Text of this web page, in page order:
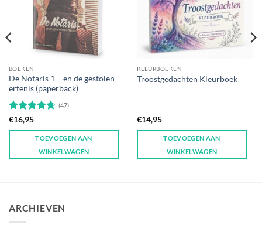
BOEKEN
De Notaris 1 – en de gestolen
erfenis (paperback)
Gewaardeerd
4.7uit 5
(47)
€16,95
TOEVOEGEN AAN
WINKELWAGEN
KLEURBOEKEN
Troostgedachten Kleurboek
€14,95
TOEVOEGEN AAN
WINKELWAGEN
ARCHIEVEN